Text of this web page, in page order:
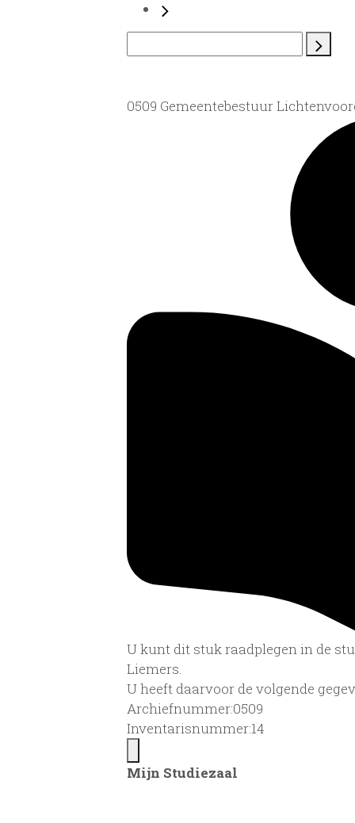
0509 Gemeentebestuur
U kunt dit stuk raadplegen in de
Liemers.
U heeft daarvoor de volgende
Archiefnummer:0509
Inventarisnummer:14
Mijn Studiezaal